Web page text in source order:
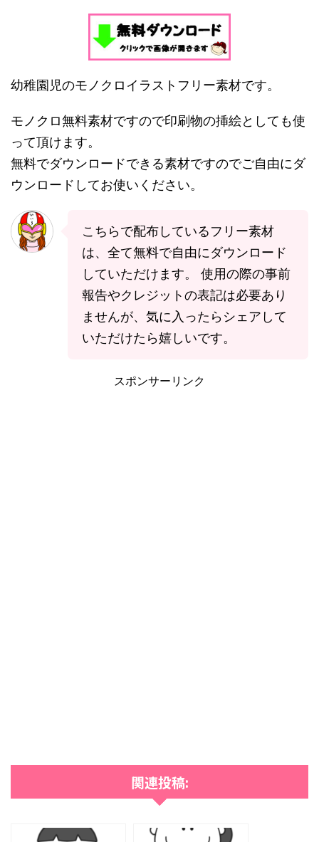
幼稚園児のモノクロイラストフリー素材です。
モノクロ無料素材ですので印刷物の挿絵としても使
って頂けます。
無料でダウンロードできる素材ですのでご自由にダ
ウンロードしてお使いください。
こちらで配布しているフリー素材
は、全て無料で自由にダウンロード
していただけます。 使用の際の事前
報告やクレジットの表記は必要あり
ませんが、気に入ったらシェアして
いただけたら嬉しいです。
スポンサーリンク
関連投稿: